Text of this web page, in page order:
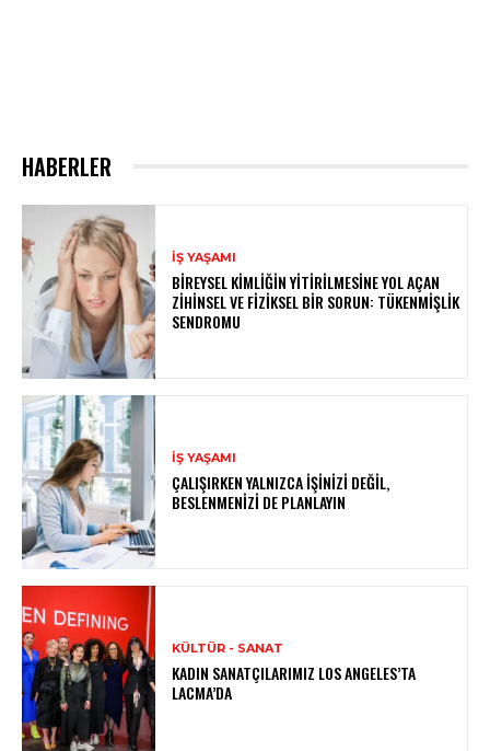
HABERLER
İŞ YAŞAMI
BIREYSEL KIMLIĞIN YITIRILMESINE YOL AÇAN
ZIHINSEL VE FIZIKSEL BIR SORUN: TÜKENMIŞLIK
SENDROMU
İŞ YAŞAMI
ÇALIŞIRKEN YALNIZCA İŞINIZI DEĞIL,
BESLENMENIZI DE PLANLAYIN
KÜLTÜR - SANAT
KADIN SANATÇILARIMIZ LOS ANGELES’TA
LACMA’DA